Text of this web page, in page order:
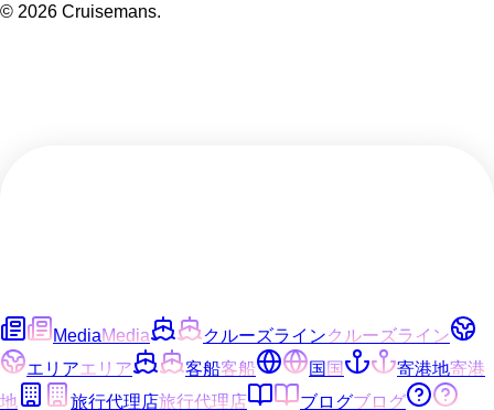
© 2026 Cruisemans.
MediaMedia クルーズラインクルーズライン
エリアエリア 客船客船 国国 寄港地寄港
地
旅行代理店旅行代理店 ブログブログ